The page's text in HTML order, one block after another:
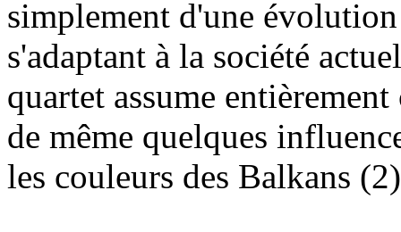
simplement d'une
s'adaptant à la société
quartet assume
de même quelques
les couleurs des Balkans